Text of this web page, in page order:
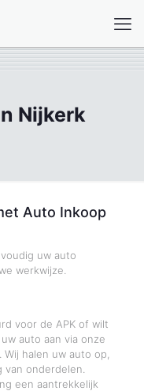
Nijkerk
Auto Inkoop
uw auto
werkwijze.
voor de APK of wilt
auto aan via onze
halen uw auto op,
onderdelen.
een aantrekkelijk